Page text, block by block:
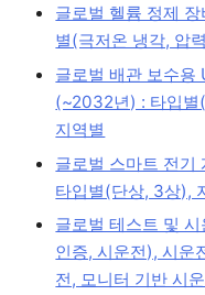
글로벌 헬륨 정제
별(극저온 냉각, 압
글로벌 배관 보수용
(~2032년) : 타입별
지역별
글로벌 스마트 전
타입별(단상, 3상),
글로벌 테스트 및
인증, 시운전), 시운
전, 모니터 기반 시